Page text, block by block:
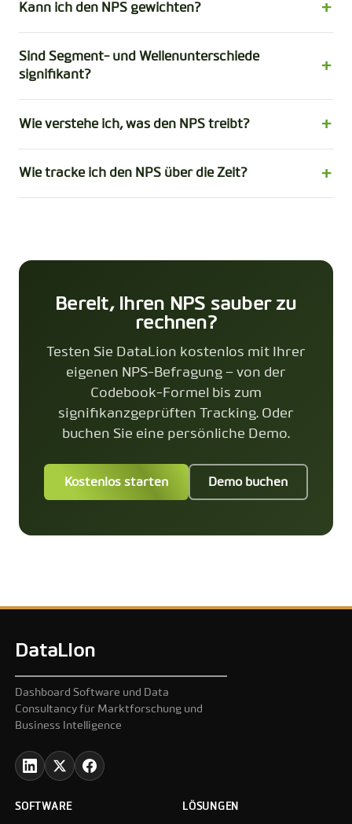
Kann ich den NPS gewichten?
Sind Segment- und Wellenunterschiede
signifikant?
Wie verstehe ich, was den NPS treibt?
Wie tracke ich den NPS über die Zeit?
Bereit, Ihren NPS sauber zu
rechnen?
Testen Sie DataLion kostenlos mit Ihrer
eigenen NPS-Befragung – von der
Codebook-Formel bis zum
signifikanzgeprüften Tracking. Oder
buchen Sie eine persönliche Demo.
Kostenlos starten Demo buchen
DataLion
Dashboard Software und Data
Consultancy für Marktforschung und
Business Intelligence
SOFTWARE LÖSUNGEN